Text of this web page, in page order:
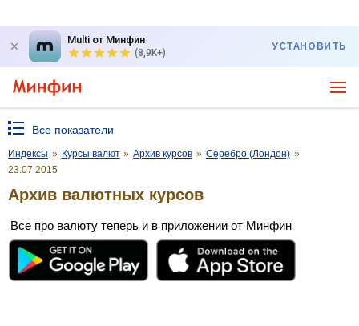
Multi от Минфин
(8,9K+)
УСТАНОВИТЬ
Все показатели
Индексы » Курсы валют » Архив курсов » Серебро (Лондон) »
23.07.2015
Архив валютных курсов
Все про валюту теперь и в приложении от Минфин